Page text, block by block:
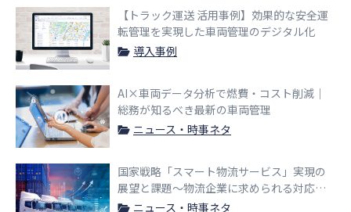
【トラック運送 活用事例】効果的な安全運
転管理を実現した車両管理のデジタル化
導入事例
AI×車両データ分析で燃費・コスト削減｜
総務が知るべき最新の車両管理
ニュース・時事ネタ
国家戦略「スマート物流サービス」実現の
展望と課題〜物流企業に求められる対応と
は〜ニュース・時事ネタ